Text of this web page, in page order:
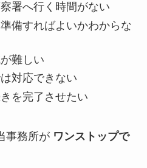
署へ行く時間がない
備すればよいかわからな
難しい
対応できない
を完了させたい
事務所が ワンストップで